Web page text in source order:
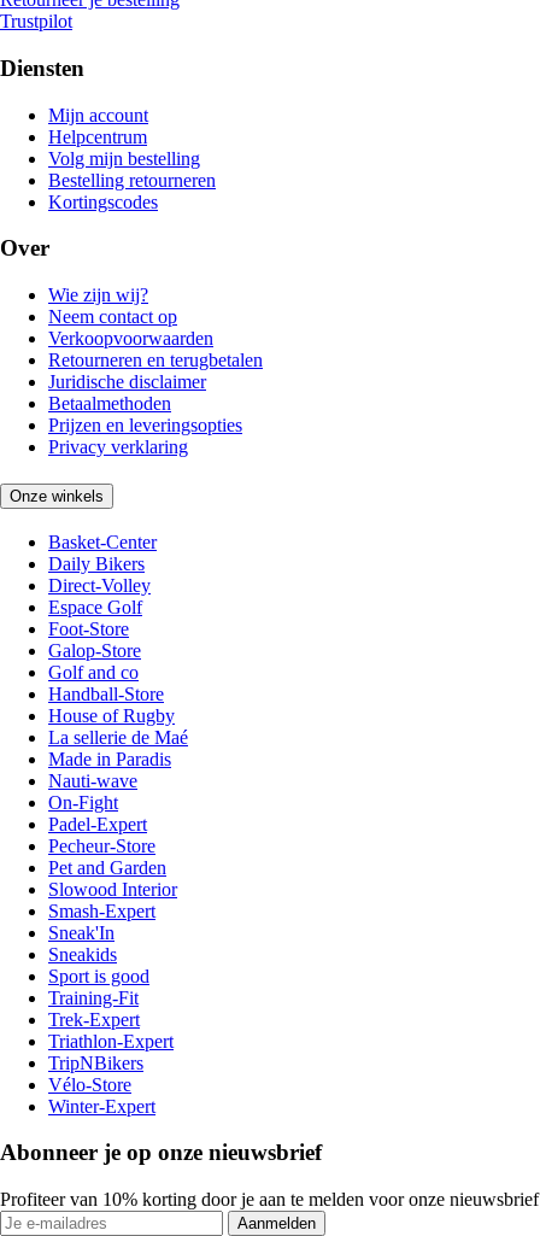
Trustpilot
Diensten
Mijn account
Helpcentrum
Volg mijn bestelling
Bestelling retourneren
Kortingscodes
Over
Wie zijn wij?
Neem contact op
Verkoopvoorwaarden
Retourneren en terugbetalen
Juridische disclaimer
Betaalmethoden
Prijzen en leveringsopties
Privacy verklaring
Onze winkels
Basket-Center
Daily Bikers
Direct-Volley
Espace Golf
Foot-Store
Galop-Store
Golf and co
Handball-Store
House of Rugby
La sellerie de Maé
Made in Paradis
Nauti-wave
On-Fight
Padel-Expert
Pecheur-Store
Pet and Garden
Slowood Interior
Smash-Expert
Sneak'In
Sneakids
Sport is good
Training-Fit
Trek-Expert
Triathlon-Expert
TripNBikers
Vélo-Store
Winter-Expert
Abonneer je op onze nieuwsbrief
Profiteer van 10% korting door je aan te melden voor onze nieuwsbrief
Aanmelden